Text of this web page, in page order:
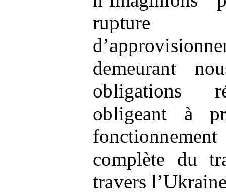
demeurant
obligations
obligeant à
complète du
travers